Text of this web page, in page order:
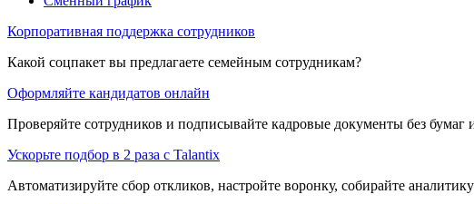
Корпоративная поддержка сотрудников
Какой соцпакет вы предлагаете семейным сотрудникам?
Оформляйте кандидатов онлайн
Проверяйте сотрудников и подписывайте кадровые документы без бумаг
Ускорьте подбор в 2 раза с Talantix
Автоматизируйте сбор откликов, настройте воронку, собирайте